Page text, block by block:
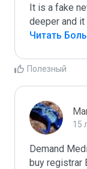
It is a fake
deeper and
Читать
Полезный
15
Demand
buy registrar